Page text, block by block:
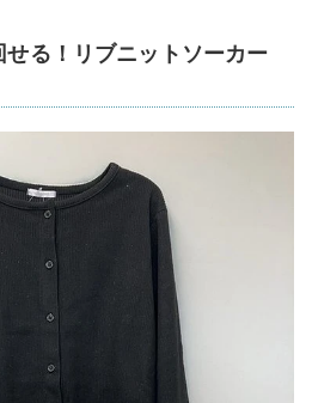
る！リブニットソーカー